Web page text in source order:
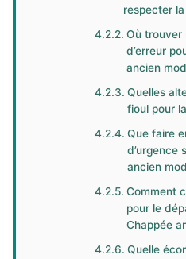
respecter
Où trouver
d’erreur
ancien
Quelles
fioul pour
Que faire
d’urgence
ancien
Comment
pour le
Chappée
Quelle